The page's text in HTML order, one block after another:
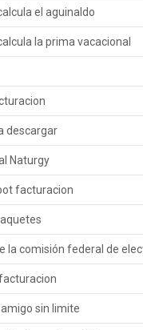
el aguinaldo
la prima vacacional
descargar
Naturgy
facturacion
la comisión federal de
sin limite